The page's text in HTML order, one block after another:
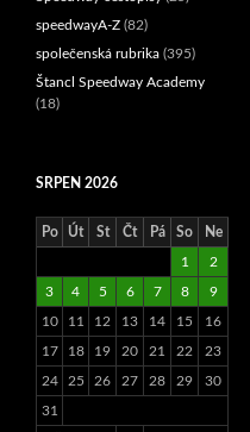
speedwayA-Z (82)
společenská rubrika (395)
Štancl Speedway Academy
(18)
SRPEN 2026
Po Út St Čt Pá So Ne
1 2
3 4 5 6 7 8 9
10 11 12 13 14 15 16
17 18 19 20 21 22 23
24 25 26 27 28 29 30
31